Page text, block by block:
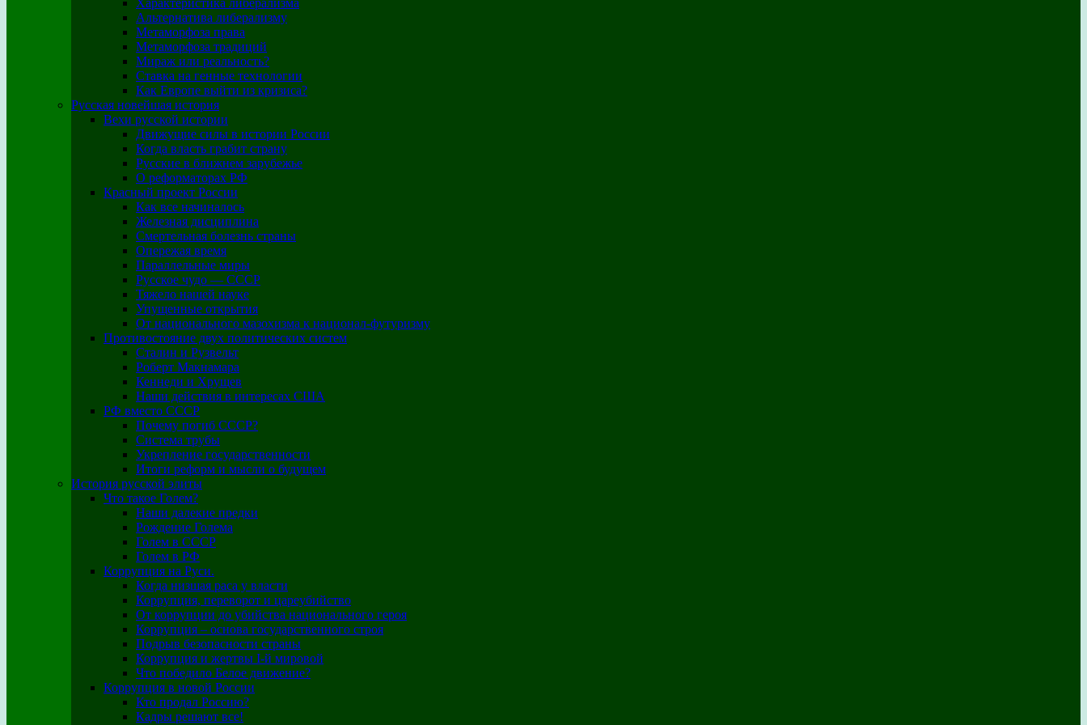
Характеристика либерализма
Альтернатива либерализму
Метаморфоза права
Метаморфоза традиций
Мираж или реальность?
Ставка на генные технологии
Как Европе выйти из кризиса?
Русская новейшая история
Вехи русской истории
Движущие силы в истории России
Когда власть грабит страну
Русские в ближнем зарубежье
О реформаторах РФ
Красный проект России
Как все начиналось
Железная дисциплина
Смертельная болезнь страны
Опережая время
Параллельные миры
Русское чудо — СССР
Тяжело нашей науке
Упущенные открытия
От национального мазохизма к национал-футуризму
Противостояние двух политических систем
Сталин и Рузвельт
Роберт Макнамара
Кеннеди и Хрущев
Наши действия в интересах США
РФ вместо СССР
Почему погиб СССР?
Система трубы
Укрепление государственности
Итоги реформ и мысли о будущем
История русской элиты
Что такое Голем?
Наши далекие предки
Рождение Голема
Голем в СССР
Голем в РФ
Коррупция на Руси.
Когда низшая раса у власти
Коррупция, переворот и цареубийство
От коррупции до убийства национального героя
Коррупция – основа государственного строя
Подрыв безопасности страны
Коррупция и жертвы I-й мировой
Что победило Белое движение?
Коррупция в новой России
Кто продал Россию?
Кадры решают все!